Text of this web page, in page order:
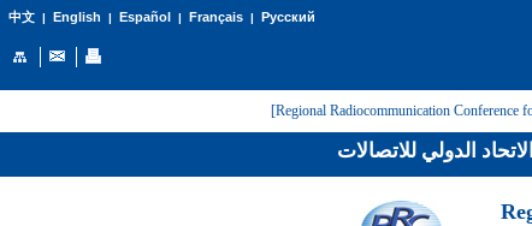
中文| English | Español | Français| Русский
الدولي للاتصالات